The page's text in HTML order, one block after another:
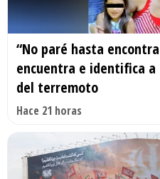
“No paré hasta
encuentra e identifica
del terremoto
Hace 21 horas